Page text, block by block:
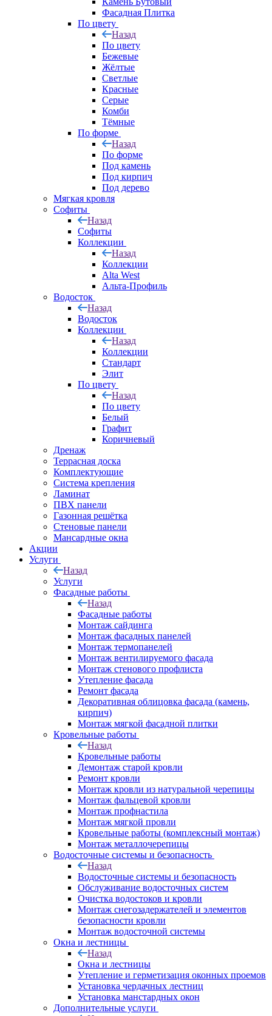
Фасадная Плитка
По цвету
Назад
По цвету
Бежевые
Жёлтые
Светлые
Красные
Серые
Комби
Тёмные
По форме
Назад
По форме
Под камень
Под кирпич
Под дерево
Мягкая кровля
Софиты
Назад
Софиты
Коллекции
Назад
Коллекции
Alta West
Альта-Профиль
Водосток
Назад
Водосток
Коллекции
Назад
Коллекции
Стандарт
Элит
По цвету
Назад
По цвету
Белый
Графит
Коричневый
Дренаж
Террасная доска
Комплектующие
Система крепления
Ламинат
ПВХ панели
Газонная решётка
Стеновые панели
Мансардные окна
Акции
Услуги
Назад
Услуги
Фасадные работы
Назад
Фасадные работы
Монтаж сайдинга
Монтаж фасадных панелей
Монтаж термопанелей
Монтаж вентилируемого фасада
Монтаж стенового профлиста
Утепление фасада
Ремонт фасада
Декоративная облицовка фасада (камень,
кирпич)
Монтаж мягкой фасадной плитки
Кровельные работы
Назад
Кровельные работы
Демонтаж старой кровли
Ремонт кровли
Монтаж кровли из натуральной черепицы
Монтаж фальцевой кровли
Монтаж профнастила
Монтаж мягкой провли
Кровельные работы (комплексный монтаж)
Монтаж металлочерепицы
Водосточные системы и безопасность
Назад
Водосточные системы и безопасность
Обслуживание водосточных систем
Очистка водостоков и кровли
Монтаж снегозадержателей и элементов
безопасности кровли
Монтаж водосточной системы
Окна и лестницы
Назад
Окна и лестницы
Утепление и герметизация оконных проемов
Установка чердачных лестниц
Установка манстардных окон
Дополнительные услуги